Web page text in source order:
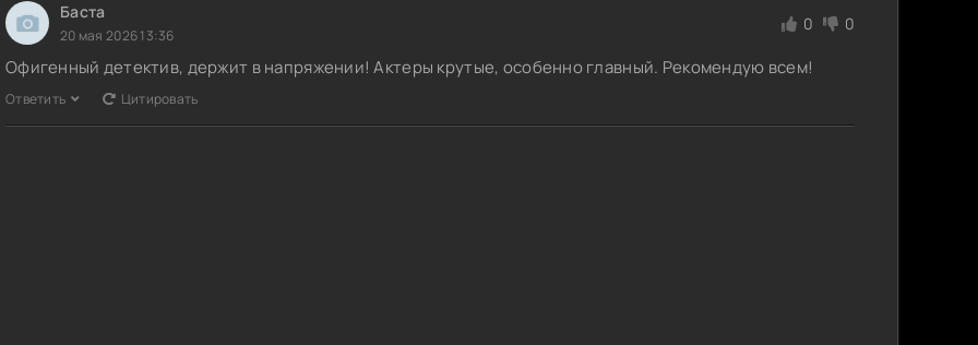
Баста
20 мая 2026 13:36
0 0
Офигенный детектив, держит в напряжении! Актеры крутые, особенно главный. Рекомендую всем!
Ответить Цитировать